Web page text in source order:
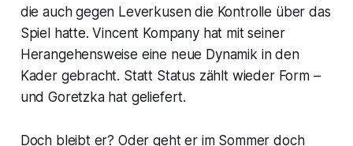
die auch gegen Leverkusen die Kontrolle über das
Spiel hatte. Vincent Kompany hat mit seiner
Herangehensweise eine neue Dynamik in den
Kader gebracht. Statt Status zählt wieder Form –
und Goretzka hat geliefert.
Doch bleibt er? Oder geht er im Sommer doch